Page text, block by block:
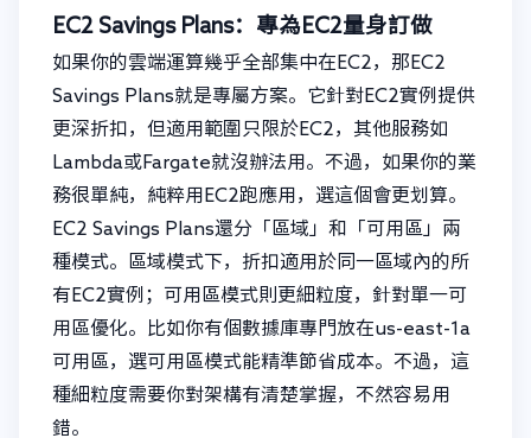
EC2 Savings Plans：專為EC2量身訂做
如果你的雲端運算幾乎全部集中在EC2，那EC2
Savings Plans就是專屬方案。它針對EC2實例提供
更深折扣，但適用範圍只限於EC2，其他服務如
Lambda或Fargate就沒辦法用。不過，如果你的業
務很單純，純粹用EC2跑應用，選這個會更划算。
EC2 Savings Plans還分「區域」和「可用區」兩
種模式。區域模式下，折扣適用於同一區域內的所
有EC2實例；可用區模式則更細粒度，針對單一可
用區優化。比如你有個數據庫專門放在us-east-1a
可用區，選可用區模式能精準節省成本。不過，這
種細粒度需要你對架構有清楚掌握，不然容易用
錯。